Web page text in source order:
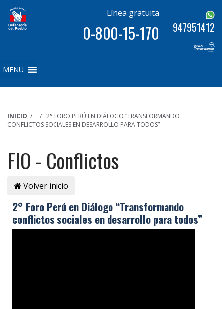
Línea gratuita
0-800-15-170 947951412
MENU
INICIO / / 2° FORO PERÚ EN DIÁLOGO “TRANSFORMANDO
CONFLICTOS SOCIALES EN DESARROLLO PARA TODOS”
FIO - Conflictos
Volver inicio
2° Foro Perú en Diálogo “Transformando
conflictos sociales en desarrollo para todos”